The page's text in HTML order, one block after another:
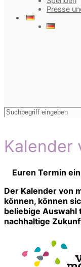
Presse
Kalender
Euren Termin
Der Kalender von
können, können
beliebige Auswahl
nachhaltige